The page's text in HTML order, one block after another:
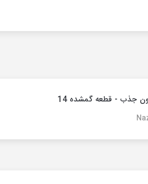
جذب - قطعه گمشده 14